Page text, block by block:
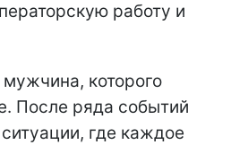
работу и
которого
После ряда событий
где каждое